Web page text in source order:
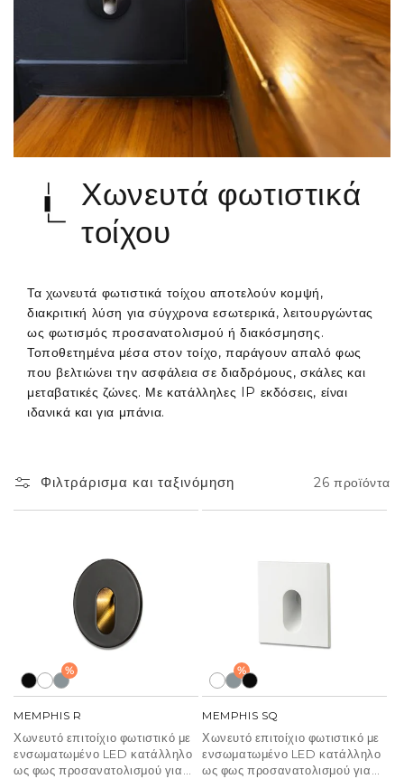
Χωνευτά φωτιστικά
τοίχου
Τα χωνευτά φωτιστικά τοίχου αποτελούν κομψή,
διακριτική λύση για σύγχρονα εσωτερικά, λειτουργώντας
ως φωτισμός προσανατολισμού ή διακόσμησης.
Τοποθετημένα μέσα στον τοίχο, παράγουν απαλό φως
που βελτιώνει την ασφάλεια σε διαδρόμους, σκάλες και
μεταβατικές ζώνες. Με κατάλληλες IP εκδόσεις, είναι
ιδανικά και για μπάνια.
Φιλτράρισμα και ταξινόμηση 26 προϊόντα
%
MEMPHIS R
Χωνευτό επιτοίχιο φωτιστικό με
ενσωματωμένο LED κατάλληλο
ως φως προσανατολισμού για
%
MEMPHIS SQ
Χωνευτό επιτοίχιο φωτιστικό με
ενσωματωμένο LED κατάλληλο
ως φως προσανατολισμού για